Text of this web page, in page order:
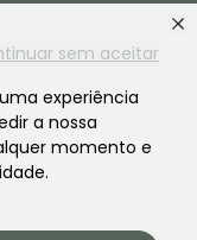
sem aceitar
experiência
a nossa
momento e